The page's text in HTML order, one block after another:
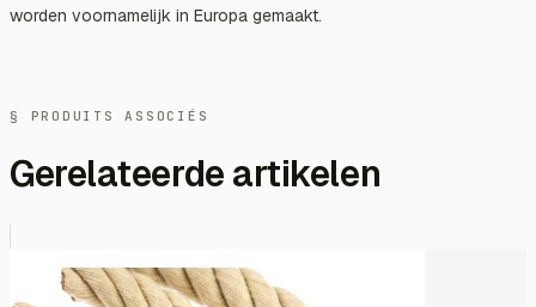
worden voornamelijk in Europa gemaakt.
§ PRODUITS ASSOCIÉS
Gerelateerde artikelen